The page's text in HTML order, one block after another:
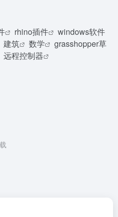
rhino插件
windows软件
建筑 数学
grasshopper草
远程控制器